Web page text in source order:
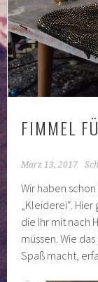
FIMMEL
März 13, 2017
Wir haben
„Kleiderei“.
die Ihr mit nach
müssen. Wie
Spaß macht,